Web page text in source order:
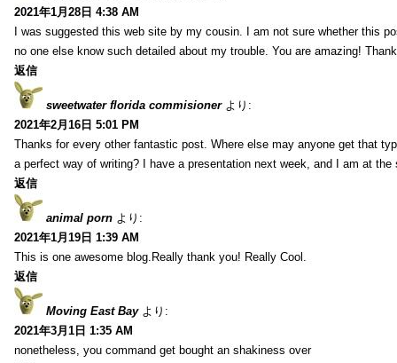
2021年1月28日 4:38 AM
I was suggested this web site by my cousin. I am not sure whether this
no one else know such detailed about my trouble. You are amazing!
返信
sweetwater florida commisioner より:
2021年2月16日 5:01 PM
Thanks for every other fantastic post. Where else may anyone get that
a perfect way of writing? I have a presentation next week, and I am at the
返信
animal porn より:
2021年1月19日 1:39 AM
This is one awesome blog.Really thank you! Really Cool.
返信
Moving East Bay より:
2021年3月1日 1:35 AM
nonetheless, you command get bought an shakiness over